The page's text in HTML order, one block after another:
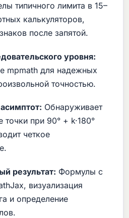
типичного лимита в 15–
калькуляторов,
после запятой.
уровня:
mpmath для надежных
точностью.
Обнаруживает
точки при 90° + k·180°
четкое
результат: Формулы с
визуализация
и определение